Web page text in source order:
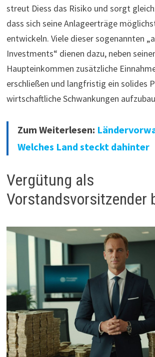
streut Diess das Risiko und sorgt
dass sich seine Anlageerträge
entwickeln. Viele dieser sogenannten
Investments“ dienen dazu, neben
Haupteinkommen zusätzliche
erschließen und langfristig ein solides
wirtschaftliche Schwankungen
Zum Weiterlesen:
Welches Land steckt dahinter
Vergütung als
Vorstandsvorsitzender